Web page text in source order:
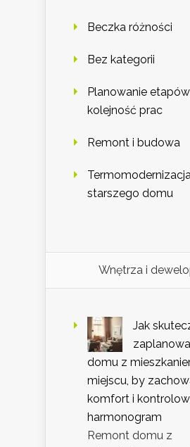
Beczka różności
Bez kategorii
Planowanie
kolejność prac
Remont i budowa
starszego domu
Wnętrza i
Jak
domu z
miejscu, by
komfort i
harmonogram
Remont domu z